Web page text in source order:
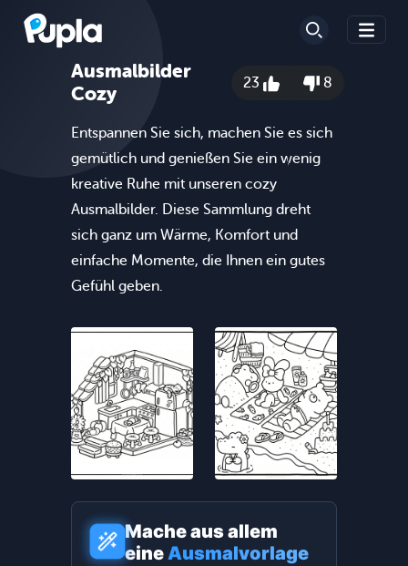
Ausmalbilder
Cozy
23 8
Entspannen Sie sich, machen Sie es sich
gemütlich und genießen Sie ein wenig
kreative Ruhe mit unseren cozy
Ausmalbilder. Diese Sammlung dreht
sich ganz um Wärme, Komfort und
einfache Momente, die Ihnen ein gutes
Gefühl geben.
Mache aus allem
eineAusmalvorlage